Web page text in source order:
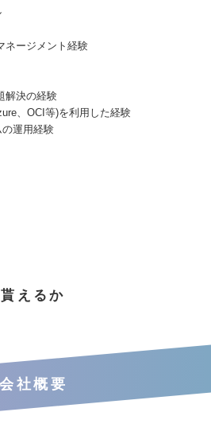
ネージメント経験
解決の経験
、OCI等)を利用した経験
の運用経験
えるか
会社概要